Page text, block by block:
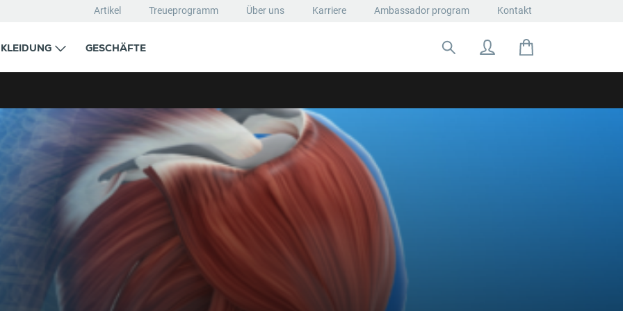
Artikel Treueprogramm Über uns Karriere Ambassador program Kontakt
KLEIDUNG GESCHÄFTE
Suche nach: